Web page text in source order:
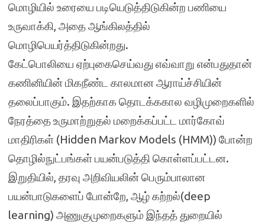
மொழியில் உரையை படியெடுத்திடுகின்ற பணியை
உருவாக்கி, அதை ஆங்கிலத்தில்
மொழிபெயர்த்திடுகின்றது.
கேட்பொலியை ஏற்புகைசெய்வது எவ்வாறு என்பதுதான்
கணினியின் மிகநீண்ட காலமான ஆராய்ச்சியின்
தலைப்பாகும். இதற்காக தொடக்ககால வழிமுறைகளில்
நேரத்தை உருமாற்றுதல் மறைக்கப்பட்ட மார்கோவ்
மாதிரிகள் (Hidden Markov Models (HMM)) போன்ற
தொழில்நுட்பங்கள் பயன்படுத்தி கொள்ளப்பட்டன.
இறுதியில், தரவு அறிவியலின் பெரும்பாலான
பயன்பாடுகளைப் போன்றே, ஆழ் கற்றல்(deep
learning) அணுகுமுறைகளும் இந்தத் துறையில்